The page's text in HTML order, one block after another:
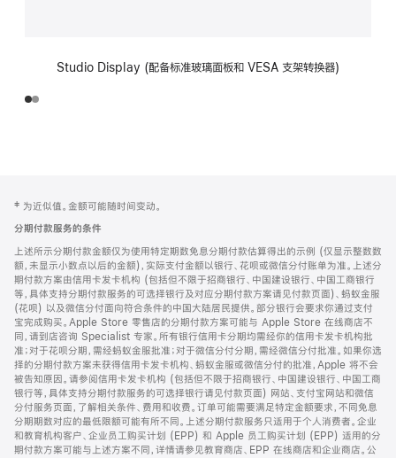
Studio Display (配备标准玻璃面板和 VESA 支架转换器)
页
页
脚
注
‡ 为近似值。金额可能随时间变动。
分期付款服务的条件
上述所示分期付款金额仅为使用特定期数免息分期付款估算得出的示例 (仅显示整数数
额，未显示小数点以后的金额)，实际支付金额以银行、花呗或微信分付账单为准。上述分
期付款方案由信用卡发卡机构 (包括但不限于招商银行、中国建设银行、中国工商银行
等，具体支持分期付款服务的可选择银行及对应分期付款方案请见付款页面)、蚂蚁金服
(花呗) 以及微信分付面向符合条件的中国大陆居民提供。部分银行会要求你通过支付
宝完成购买。Apple Store 零售店的分期付款方案可能与 Apple Store 在线商店不
同，请到店咨询 Specialist 专家。所有银行信用卡分期均需经你的信用卡发卡机构批
准；对于花呗分期，需经蚂蚁金服批准；对于微信分付分期，需经微信分付批准。如果你选
择的分期付款方案未获得信用卡发卡机构、蚂蚁金服或微信分付的批准，Apple 将不会
被告知原因。请参阅信用卡发卡机构 (包括但不限于招商银行、中国建设银行、中国工商
银行等，具体支持分期付款服务的可选择银行请见付款页面) 网站、支付宝网站和微信
分付服务页面，了解相关条件、费用和收费。订单可能需要满足特定金额要求，不同免息
分期期数对应的最低限额可能有所不同。上述分期付款服务只适用于个人消费者。企业
和教育机构客户、企业员工购买计划 (EPP) 和 Apple 员工购买计划 (EPP) 适用的分
期付款方案可能与上述方案不同，详情请参见教育商店、EPP 在线商店和企业商店。公